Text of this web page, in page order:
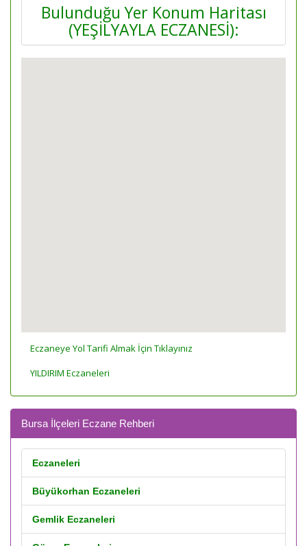
Bulunduğu Yer Konum Haritası
(YEŞİLYAYLA ECZANESİ):
Eczaneye Yol Tarifi Almak İçin Tıklayınız
YILDIRIM Eczaneleri
Bursa İlçeleri Eczane Rehberi
Eczaneleri
Büyükorhan Eczaneleri
Gemlik Eczaneleri